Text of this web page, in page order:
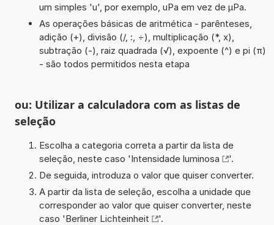
um simples 'u', por exemplo, uPa em vez de µPa.
As operações básicas de aritmética - parênteses,
adição (+), divisão (/, :, ÷), multiplicação (*, x),
subtração (-), raiz quadrada (√), expoente (^) e pi (π)
- são todos permitidos nesta etapa
ou: Utilizar a calculadora com as listas de
seleção
Escolha a categoria correta a partir da lista de
seleção, neste caso 'Intensidade luminosa
'.
De seguida, introduza o valor que quiser converter.
A partir da lista de seleção, escolha a unidade que
corresponder ao valor que quiser converter, neste
caso 'Berliner Lichteinheit
'.